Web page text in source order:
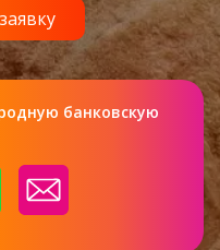
банковскую